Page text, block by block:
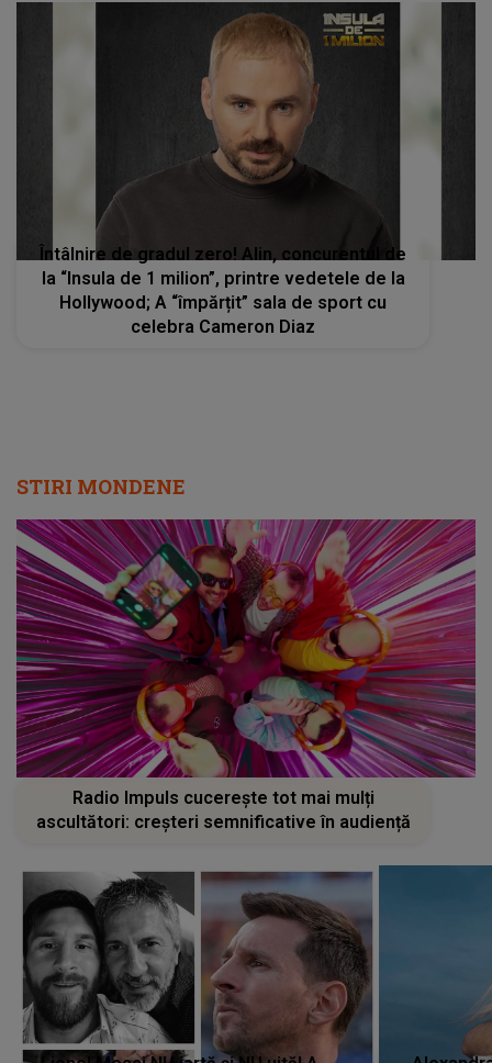
Întâlnire de gradul zero! Alin, concurentul de
la “Insula de 1 milion”, printre vedetele de la
Hollywood; A “împărțit” sala de sport cu
celebra Cameron Diaz
STIRI MONDENE
Radio Impuls cucerește tot mai mulți
ascultători: creșteri semnificative în audiență